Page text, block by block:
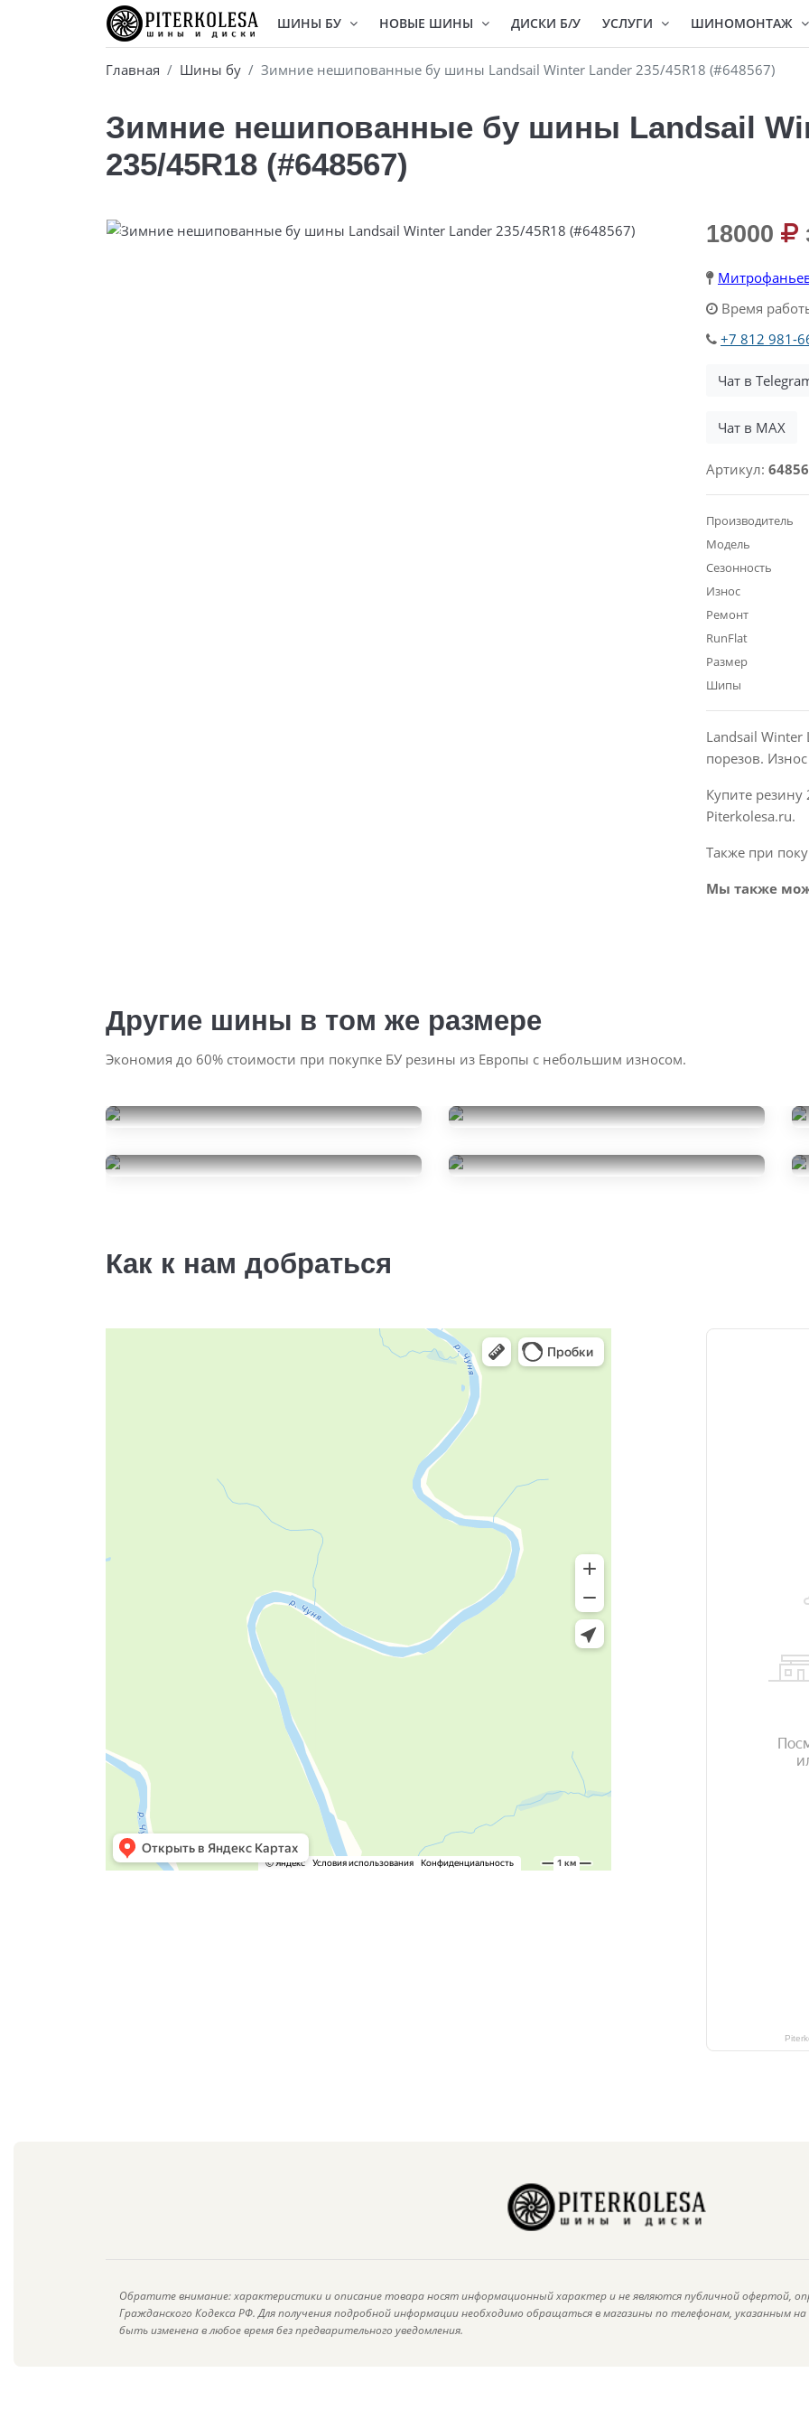
ШИНЫ БУ НОВЫЕ ШИНЫ ДИСКИ Б/У УСЛУГИ ШИНОМОНТАЖ
Главная Шины бу Зимние нешипованные бу шины Landsail Winter Lander 235/45R18 (#648567)
Зимние нешипованные бу шины Landsail
235/45R18 (#648567)
18000
Время
+7 812 981-
Чат в
Чат в MAX
Артикул:
Производитель
Модель
Сезонность
Износ
Ремонт
RunFlat
Размер
Шипы
Landsail
порезов.
Купите резину
Piterkolesa.ru.
Также при
Мы также
Другие шины в том же размере
Экономия до 60% стоимости при покупке БУ резины из Европы с небольшим износом.
235/45R18
235/45R18
Как к нам добраться
Обратите внимание: характеристики и описание товара носят информационный характер и не являются публичной офертой,
Гражданского Кодекса РФ. Для получения подробной информации необходимо обращаться в магазины по телефонам, указанным
быть изменена в любое время без предварительного уведомления.